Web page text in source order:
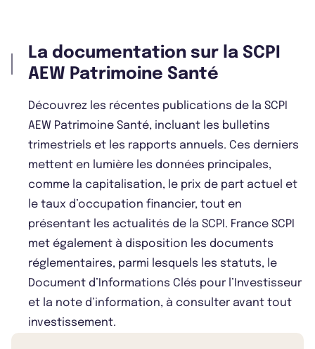
La documentation sur la SCPI
AEW Patrimoine Santé
Découvrez les récentes publications de la SCPI
AEW Patrimoine Santé, incluant les bulletins
trimestriels et les rapports annuels. Ces derniers
mettent en lumière les données principales,
comme la capitalisation, le prix de part actuel et
le taux d’occupation financier, tout en
présentant les actualités de la SCPI. France SCPI
met également à disposition les documents
réglementaires, parmi lesquels les statuts, le
Document d’Informations Clés pour l’Investisseur
et la note d’information, à consulter avant tout
investissement.